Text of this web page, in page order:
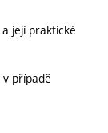
její praktické
případě